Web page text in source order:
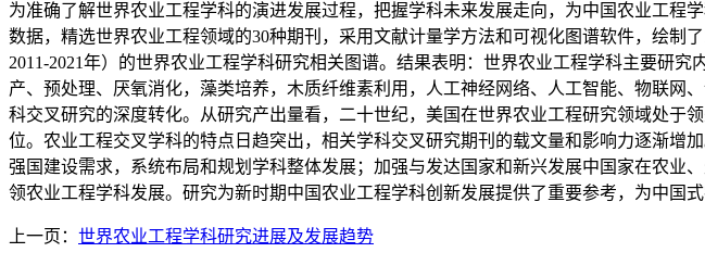
为准确了解世界农业工程学科的演进发展过程，把握学科未来发展走向，为中国农业工程
数据，精选世界农业工程领域的30种期刊，采用文献计量学方法和可视化图谱软件，绘制了
2011-2021年）的世界农业工程学科研究相关图谱。结果表明：世界农业工程学科主要研
产、预处理、厌氧消化，藻类培养，木质纤维素利用，人工神经网络、人工智能、物联网
科交叉研究的深度转化。从研究产出量看，二十世纪，美国在世界农业工程研究领域处
位。农业工程交叉学科的特点日趋突出，相关学科交叉研究期刊的载文量和影响力逐渐
强国建设需求，系统布局和规划学科整体发展；加强与发达国家和新兴发展中国家在农业
领农业工程学科发展。研究为新时期中国农业工程学科创新发展提供了重要参考，为中国
上一页： 世界农业工程学科研究进展及发展趋势